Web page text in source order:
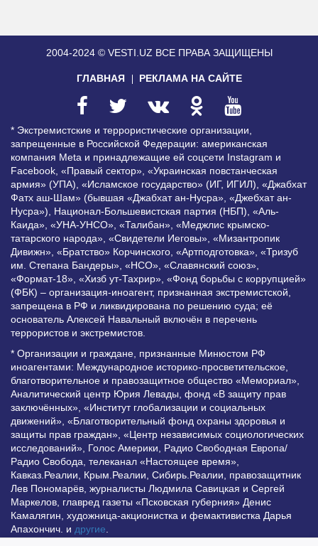
2004-2024 © VESTI.UZ ВСЕ ПРАВА ЗАЩИЩЕНЫ
ГЛАВНАЯ РЕКЛАМА НА САЙТЕ
* Экстремистские и террористические организации,
запрещенные в Российской Федерации: американская
компания Meta и принадлежащие ей соцсети Instagram и
Facebook, «Правый сектор», «Украинская повстанческая
армия» (УПА), «Исламское государство» (ИГ, ИГИЛ), «Джабхат
Фатх аш-Шам» (бывшая «Джабхат ан-Нусра», «Джебхат ан-
Нусра»), Национал-Большевистская партия (НБП), «Аль-
Каида», «УНА-УНСО», «Талибан», «Меджлис крымско-
татарского народа», «Свидетели Иеговы», «Мизантропик
Дивижн», «Братство» Корчинского, «Артподготовка», «Тризуб
им. Степана Бандеры», «НСО», «Славянский союз»,
«Формат-18», «Хизб ут-Тахрир», «Фонд борьбы с коррупцией»
(ФБК) – организация-иноагент, признанная экстремистской,
запрещена в РФ и ликвидирована по решению суда; её
основатель Алексей Навальный включён в перечень
террористов и экстремистов.
* Организации и граждане, признанные Минюстом РФ
иноагентами: Международное историко-просветительское,
благотворительное и правозащитное общество «Мемориал»,
Аналитический центр Юрия Левады, фонд «В защиту прав
заключённых», «Институт глобализации и социальных
движений», «Благотворительный фонд охраны здоровья и
защиты прав граждан», «Центр независимых социологических
исследований», Голос Америки, Радио Свободная Европа/
Радио Свобода, телеканал «Настоящее время»,
Кавказ.Реалии, Крым.Реалии, Сибирь.Реалии, правозащитник
Лев Пономарёв, журналисты Людмила Савицкая и Сергей
Маркелов, главред газеты «Псковская губерния» Денис
Камалягин, художница-акционистка и фемактивистка Дарья
Апахончич. и другие